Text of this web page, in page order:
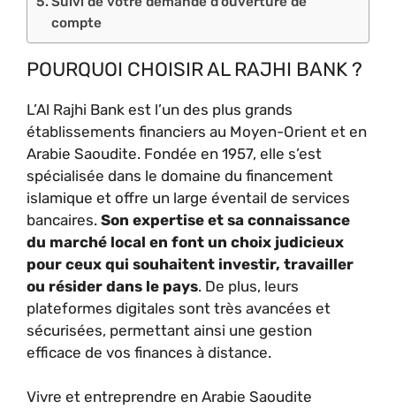
compte
POURQUOI CHOISIR AL RAJHI BANK ?
L’Al Rajhi Bank est l’un des plus grands
établissements financiers au Moyen-Orient et en
Arabie Saoudite. Fondée en 1957, elle s’est
spécialisée dans le domaine du financement
islamique et offre un large éventail de services
bancaires. Son expertise et sa connaissance
du marché local en font un choix judicieux
pour ceux qui souhaitent investir, travailler
ou résider dans le pays. De plus, leurs
plateformes digitales sont très avancées et
sécurisées, permettant ainsi une gestion
efficace de vos finances à distance.
Vivre et entreprendre en Arabie Saoudite